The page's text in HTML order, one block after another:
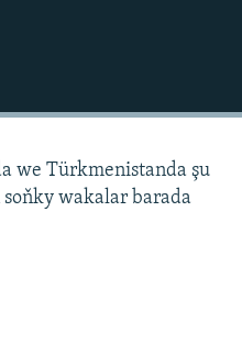
we Türkmenistanda şu
wakalar barada